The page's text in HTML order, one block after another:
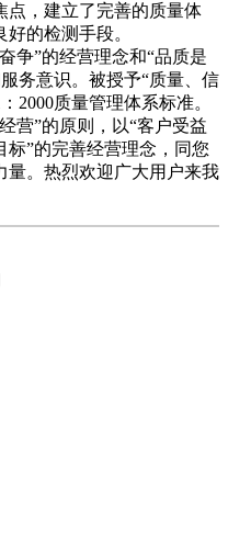
点，建立了完善的质量体
的检测手段。
争”的经营理念和“品质是
务意识。被授予“质量、信
2000质量管理体系标准。
”的原则，以“客户受益
”的完善经营理念，同您
量。热烈欢迎广大用户来我